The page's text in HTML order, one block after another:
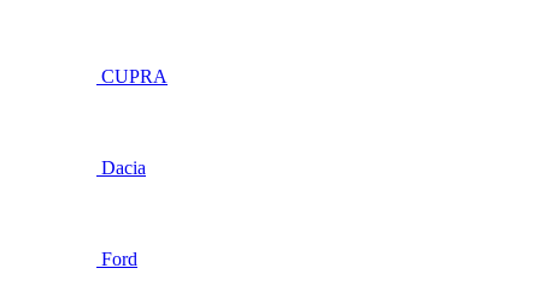
CUPRA
Dacia
Ford